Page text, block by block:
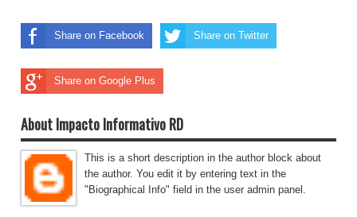
Share on Facebook Share on Twitter
Share on Google Plus
About Impacto Informativo RD
This is a short description in the author block about
the author. You edit it by entering text in the
"Biographical Info" field in the user admin panel.